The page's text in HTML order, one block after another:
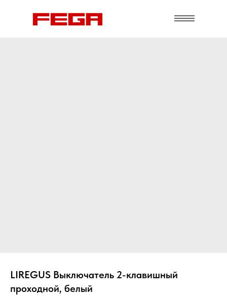
LIREGUS Выключатель 2-клавишный
проходной, белый